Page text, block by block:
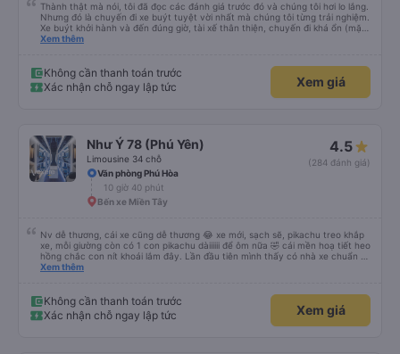
Thành thật mà nói, tôi đã đọc các đánh giá trước đó và chúng tôi hơi lo lắng.
Nhưng đó là chuyến đi xe buýt tuyệt vời nhất mà chúng tôi từng trải nghiệm.
Xe buýt khởi hành và đến đúng giờ, tài xế thân thiện, chuyến đi khá ổn (mặc
dù vẫn hơi xóc, nhưng đó là đặc trưng của Việt Nam ^^), và chỗ ngồi thoải
Xem thêm
Không cần thanh toán trước
Xác nhận chỗ ngay lập tức
Xem giá
Như Ý 78 (Phú Yên)
Limousine 34 chỗ
4.5
(284 đánh giá)
Văn phòng Phú Hòa
10 giờ 40 phút
Bến xe Miền Tây
Nv dễ thương, cái xe cũng dễ thương 😂 xe mới, sạch sẽ, pikachu treo khắp
xe, mỗi giường còn có 1 con pikachu dàiiiiii để ôm nữa 🤣 cái mền hoạ tiết heo
hồng chắc con nít khoái lắm đây. Lần đầu tiên mình thấy có nhà xe chuẩn bị
cả bàn chải đánh răng. Có 2 ông bà cụ lên xe còn được nv dẫn tới tận nơi để
Xem thêm
Không cần thanh toán trước
Xác nhận chỗ ngay lập tức
Xem giá